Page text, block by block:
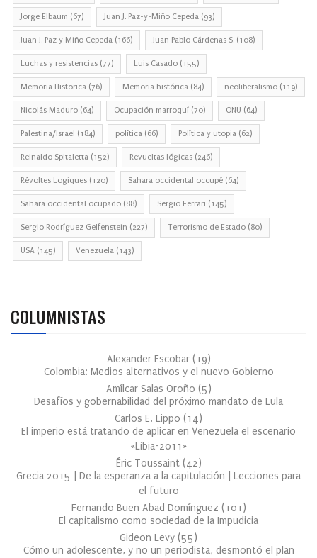
Jorge Elbaum (67) Juan J. Paz-y-Miño Cepeda (93)
Juan J. Paz y Miño Cepeda (166) Juan Pablo Cárdenas S. (108)
Luchas y resistencias (77) Luis Casado (155)
Memoria Historica (76) Memoria histórica (84) neoliberalismo (119)
Nicolás Maduro (64) Ocupación marroquí (70) ONU (64)
Palestina/Israel (184) política (66) Política y utopia (62)
Reinaldo Spitaletta (152) Revueltas lógicas (246)
Révoltes Logiques (120) Sahara occidental occupé (64)
Sahara occidental ocupado (88) Sergio Ferrari (145)
Sergio Rodríguez Gelfenstein (227) Terrorismo de Estado (80)
USA (145) Venezuela (143)
COLUMNISTAS
Alexander Escobar (19)
Colombia: Medios alternativos y el nuevo Gobierno
Amílcar Salas Oroño (5)
Desafíos y gobernabilidad del próximo mandato de Lula
Carlos E. Lippo (14)
El imperio está tratando de aplicar en Venezuela el escenario
«Libia-2011»
Éric Toussaint (42)
Grecia 2015 | De la esperanza a la capitulación | Lecciones para
el futuro
Fernando Buen Abad Domínguez (101 )
El capitalismo como sociedad de la Impudicia
Gideon Levy (55)
Cómo un adolescente, y no un periodista, desmontó el plan